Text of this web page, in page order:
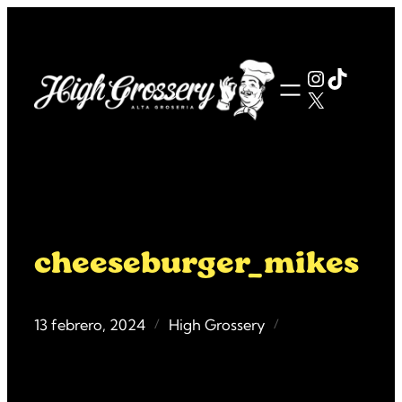
TikTok
X
cheeseburger_mikes
13 febrero, 2024 / High Grossery /